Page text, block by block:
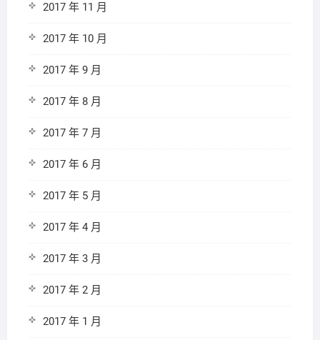
2017 年 11 月
2017 年 10 月
2017 年 9 月
2017 年 8 月
2017 年 7 月
2017 年 6 月
2017 年 5 月
2017 年 4 月
2017 年 3 月
2017 年 2 月
2017 年 1 月